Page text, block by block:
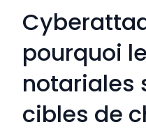
pourquoi
notariales
cibles de